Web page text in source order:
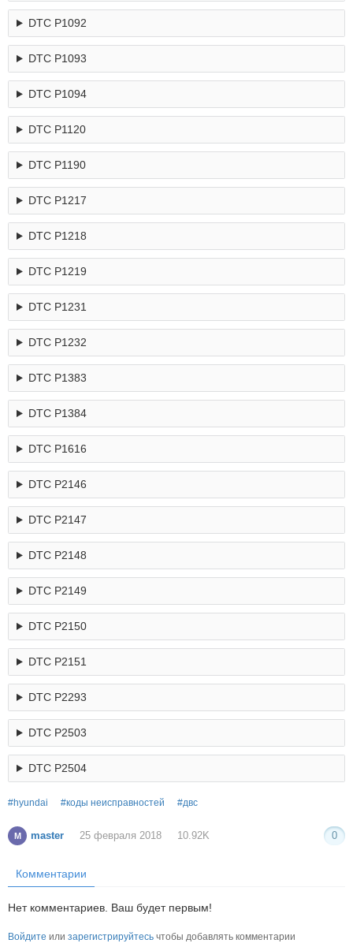
DTC P1092
DTC P1093
DTC P1094
DTC P1120
DTC P1190
DTC P1217
DTC P1218
DTC P1219
DTC P1231
DTC P1232
DTC P1383
DTC P1384
DTC P1616
DTC P2146
DTC P2147
DTC Р2148
DTC Р2149
DTC Р2150
DTC Р2151
DTC Р2293
DTC Р2503
DTC Р2504
hyundai коды неисправностей двс
M master 25 февраля 2018 10.92K 0
Комментарии
Нет комментариев. Ваш будет первым!
Войдите или зарегистрируйтесь чтобы добавлять комментарии